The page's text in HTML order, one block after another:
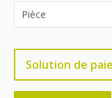
Solution de